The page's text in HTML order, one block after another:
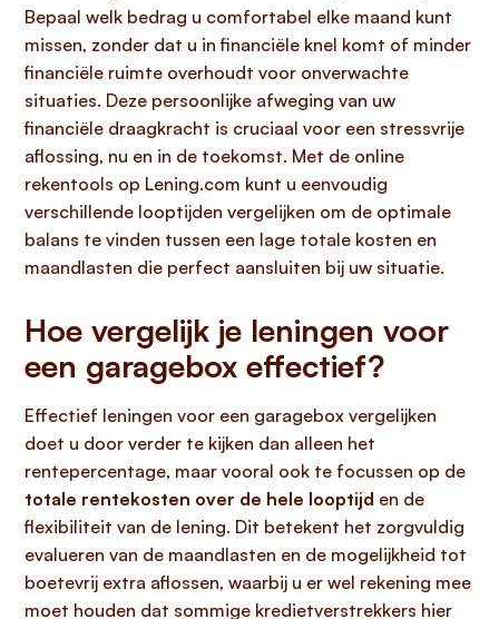
Bepaal welk bedrag u comfortabel elke maand kunt
missen, zonder dat u in financiële knel komt of minder
financiële ruimte overhoudt voor onverwachte
situaties. Deze persoonlijke afweging van uw
financiële draagkracht is cruciaal voor een stressvrije
aflossing, nu en in de toekomst. Met de online
rekentools op Lening.com kunt u eenvoudig
verschillende looptijden vergelijken om de optimale
balans te vinden tussen een lage totale kosten en
maandlasten die perfect aansluiten bij uw situatie.
Hoe vergelijk je leningen voor
een garagebox effectief?
Effectief leningen voor een garagebox vergelijken
doet u door verder te kijken dan alleen het
rentepercentage, maar vooral ook te focussen op de
totale rentekosten over de hele looptijd en de
flexibiliteit van de lening. Dit betekent het zorgvuldig
evalueren van de maandlasten en de mogelijkheid tot
boetevrij extra aflossen, waarbij u er wel rekening mee
moet houden dat sommige kredietverstrekkers hier